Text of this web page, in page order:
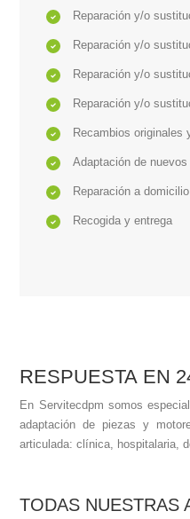
Reparación y/o
Reparación y/o
Reparación y/o
Reparación y/o
Recambios originales
Adaptación de
Reparación a domicilio
Recogida y entrega
RESPUESTA EN
En Servitecdpm somos
adaptación de piezas y
articulada: clínica, hospitalaria,
TODAS NUESTRAS